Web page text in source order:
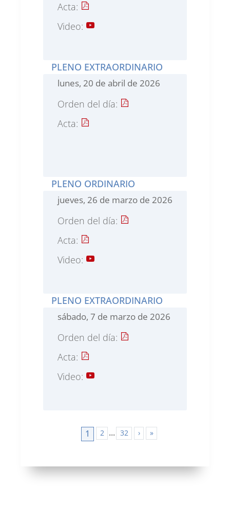
Acta:
Video:
PLENO EXTRAORDINARIO
lunes, 20 de abril de 2026
Orden del día:
Acta:
PLENO ORDINARIO
jueves, 26 de marzo de 2026
Orden del día:
Acta:
Video:
PLENO EXTRAORDINARIO
sábado, 7 de marzo de 2026
Orden del día:
Acta:
Video:
1 2 ... 32 › »